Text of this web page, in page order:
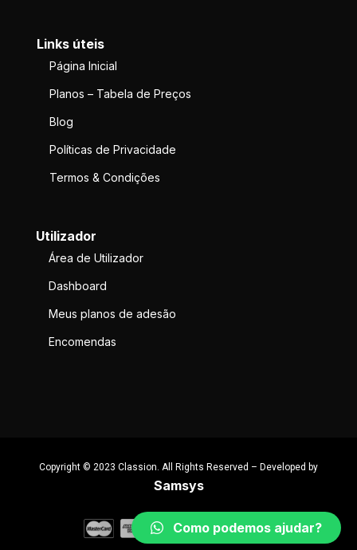
Links úteis
Página Inicial
Planos – Tabela de Preços
Blog
Políticas de Privacidade
Termos & Condições
Utilizador
Área de Utilizador
Dashboard
Meus planos de adesão
Encomendas
Copyright © 2023 Classion. All Rights Reserved – Developed by
Samsys
Como podemos ajudar?